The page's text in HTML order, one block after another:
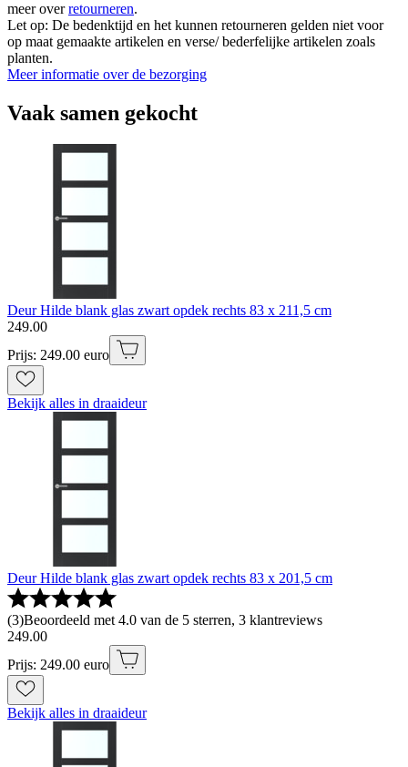
meer overretourneren.
Let op: De bedenktijd en het kunnen retourneren gelden niet voor
op maat gemaakte artikelen en verse/ bederfelijke artikelen zoals
planten.
Meer informatie over de bezorging
Vaak samen gekocht
Deur Hilde blank glas zwart opdek rechts 83 x 211,5 cm
249.00
Prijs: 249.00 euro
Bekijk alles in draaideur
Deur Hilde blank glas zwart opdek rechts 83 x 201,5 cm
(3)Beoordeeld met 4.0 van de 5 sterren, 3 klantreviews
249.00
Prijs: 249.00 euro
Bekijk alles in draaideur